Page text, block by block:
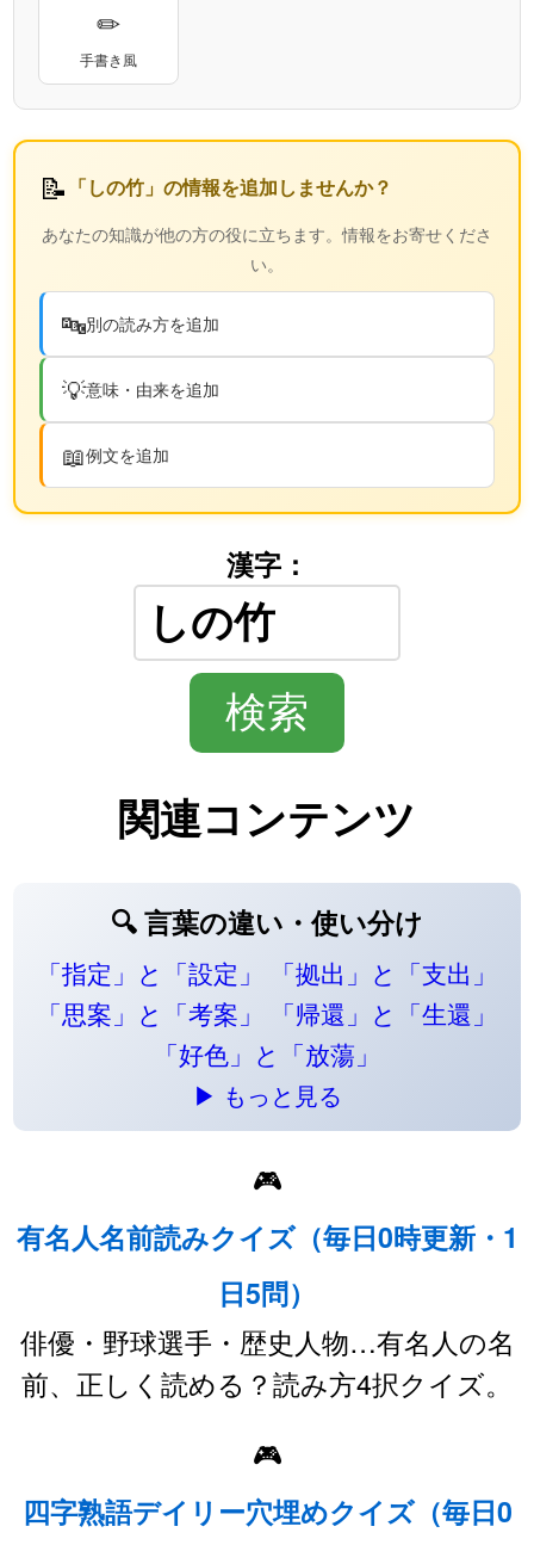
✏
手書き風
📝 「しの竹」の情報を追加しませんか？
あなたの知識が他の方の役に立ちます。情報をお寄せくださ
い。
🔤別の読み方を追加
💡意味・由来を追加
📖例文を追加
漢字：
関連コンテンツ
🔍 言葉の違い・使い分け
「指定」と「設定」
「拠出」と「支出」
「思案」と「考案」
「帰還」と「生還」
「好色」と「放蕩」
▶ もっと見る
🎮
有名人名前読みクイズ（毎日0時更新・1
日5問）
俳優・野球選手・歴史人物…有名人の名
前、正しく読める？読み方4択クイズ。
🎮
四字熟語デイリー穴埋めクイズ（毎日0